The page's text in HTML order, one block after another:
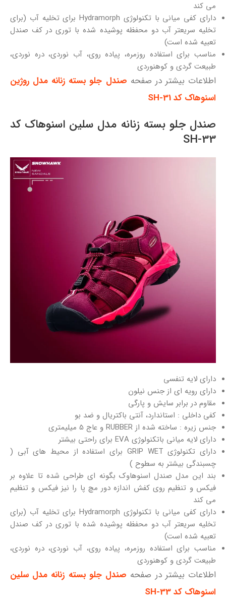
می کند
دارای کفی میانی با تکنولوژی Hydramorph برای تخلیه آب (برای
تخلیه سریعتر آب دو محفظه پوشیده شده با توری در کف صندل
تعبیه شده است)
مناسب برای استفاده روزمره، پیاده روی، آب نوردی، دره نوردی،
طبیعت گردی و کوهنوردی
اطلاعات بیشتر در صفحه صندل جلو بسته زنانه مدل روژین
اسنوهاک کد SH-31
صندل جلو بسته زنانه مدل سلین اسنوهاک کد
SH-33
دارای لایه تنفسی
دارای رویه ای از جنس نیلون
مقاوم در برابر سایش و پارگی
کفی داخلی : استاندارد، آنتی باکتریال و ضد بو
جنس زیره : ساخته شده از RUBBER و عاج 5 میلیمتری
دارای لایه میانی باتکنولوژی EVA برای راحتی بیشتر
دارای تکنولوژی GRIP WET برای استفاده از محیط های آبی (
چسبندگی بیشتر به سطوح )
بند این مدل صندل اسنوهاوک بگونه ای طراحی شده تا علاوه بر
فیکس و تنظیم روی کفش اندازه دور مچ پا را نیز فیکس و تنظیم
می کند
دارای کفی میانی با تکنولوژی Hydramorph برای تخلیه آب (برای
تخلیه سریعتر آب دو محفظه پوشیده شده با توری در کف صندل
تعبیه شده است)
مناسب برای استفاده روزمره، پیاده روی، آب نوردی، دره نوردی،
طبیعت گردی و کوهنوردی
اطلاعات بیشتر در صفحه صندل جلو بسته زنانه مدل سلین
اسنوهاک کد SH-33